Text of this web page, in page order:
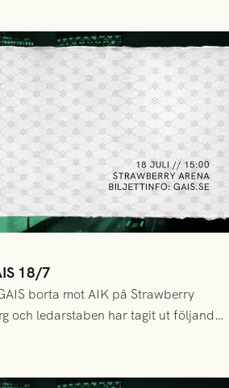
18/7
borta mot AIK på Strawberry
och ledarstaben har tagit ut följande